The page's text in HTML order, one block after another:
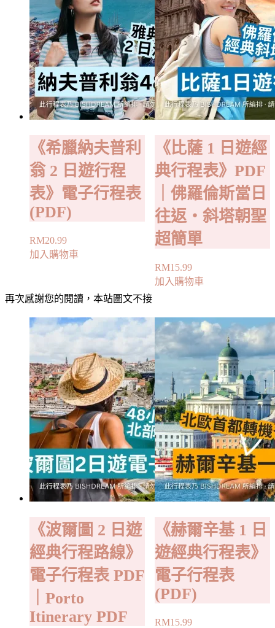
《希臘納夫普利
翁 2 日遊行程
表》電子行程表
(PDF)
RM20.99
加入購物車
《比薩 1 日遊經
典行程表》PDF
｜佛羅倫斯當日
往返・斜塔朝聖
超簡單
RM15.99
加入購物車
《波爾圖 2 日遊
經典行程路線》
電子行程表 PDF
｜Porto
Itinerary PDF
《赫爾辛基 1 日
遊經典行程表》
電子行程表
(PDF)
RM15.99
再次感謝您的閱讀，本站圖文不接